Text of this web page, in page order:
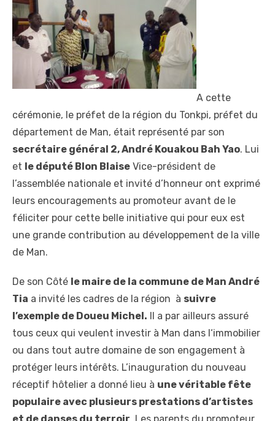
A cette
cérémonie, le préfet de la région du Tonkpi, préfet du
département de Man, était représenté par son
secrétaire général 2, André Kouakou Bah Yao. Lui
et le député Blon Blaise Vice-président de
l’assemblée nationale et invité d’honneur ont exprimé
leurs encouragements au promoteur avant de le
féliciter pour cette belle initiative qui pour eux est
une grande contribution au développement de la ville
de Man.
De son Côté le maire de la commune de Man André
Tia a invité les cadres de la région à suivre
l’exemple de Doueu Michel. Il a par ailleurs assuré
tous ceux qui veulent investir à Man dans l‘immobilier
ou dans tout autre domaine de son engagement à
protéger leurs intérêts. L’inauguration du nouveau
réceptif hôtelier a donné lieu à une véritable fête
populaire avec plusieurs prestations d’artistes